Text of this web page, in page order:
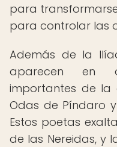
para
para controlar las
Además de la
aparecen en
importantes de la
Odas de Píndaro
Estos poetas
de las Nereidas, y